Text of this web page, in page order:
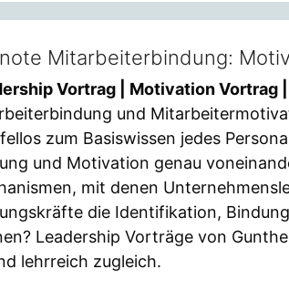
Mitarbeiterbindung:
Vortrag | Motivation Vortrag
und
zum Basiswissen jedes
und Motivation genau
mit denen
die Identifikation,
Leadership Vorträge von
lehrreich zugleich.